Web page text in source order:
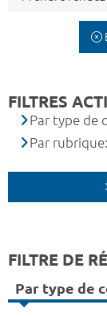
FILTRES
Par type de
Par
FILTRE DE
Par type de